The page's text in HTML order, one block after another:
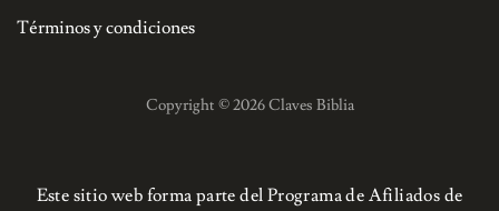
Términos y condiciones
Copyright © 2026 Claves Biblia
Este sitio web forma parte del Programa de Afiliados de